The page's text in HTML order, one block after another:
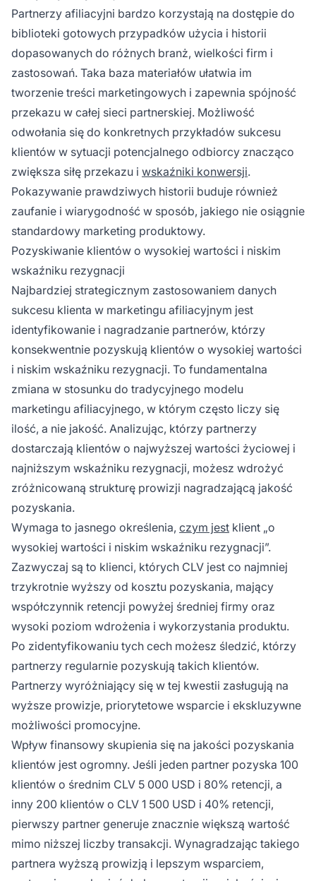
Partnerzy afiliacyjni bardzo korzystają na dostępie do
biblioteki gotowych przypadków użycia i historii
dopasowanych do różnych branż, wielkości firm i
zastosowań. Taka baza materiałów ułatwia im
tworzenie treści marketingowych i zapewnia spójność
przekazu w całej sieci partnerskiej. Możliwość
odwołania się do konkretnych przykładów sukcesu
klientów w sytuacji potencjalnego odbiorcy znacząco
zwiększa siłę przekazu i wskaźniki konwersji.
Pokazywanie prawdziwych historii buduje również
zaufanie i wiarygodność w sposób, jakiego nie osiągnie
standardowy marketing produktowy.
Pozyskiwanie klientów o wysokiej wartości i niskim
wskaźniku rezygnacji
Najbardziej strategicznym zastosowaniem danych
sukcesu klienta w marketingu afiliacyjnym jest
identyfikowanie i nagradzanie partnerów, którzy
konsekwentnie pozyskują klientów o wysokiej wartości
i niskim wskaźniku rezygnacji. To fundamentalna
zmiana w stosunku do tradycyjnego modelu
marketingu afiliacyjnego, w którym często liczy się
ilość, a nie jakość. Analizując, którzy partnerzy
dostarczają klientów o najwyższej wartości życiowej i
najniższym wskaźniku rezygnacji, możesz wdrożyć
zróżnicowaną strukturę prowizji nagradzającą jakość
pozyskania.
Wymaga to jasnego określenia, czym jest klient „o
wysokiej wartości i niskim wskaźniku rezygnacji”.
Zazwyczaj są to klienci, których CLV jest co najmniej
trzykrotnie wyższy od kosztu pozyskania, mający
współczynnik retencji powyżej średniej firmy oraz
wysoki poziom wdrożenia i wykorzystania produktu.
Po zidentyfikowaniu tych cech możesz śledzić, którzy
partnerzy regularnie pozyskują takich klientów.
Partnerzy wyróżniający się w tej kwestii zasługują na
wyższe prowizje, priorytetowe wsparcie i ekskluzywne
możliwości promocyjne.
Wpływ finansowy skupienia się na jakości pozyskania
klientów jest ogromny. Jeśli jeden partner pozyska 100
klientów o średnim CLV 5 000 USD i 80% retencji, a
inny 200 klientów o CLV 1 500 USD i 40% retencji,
pierwszy partner generuje znacznie większą wartość
mimo niższej liczby transakcji. Wynagradzając takiego
partnera wyższą prowizją i lepszym wsparciem,